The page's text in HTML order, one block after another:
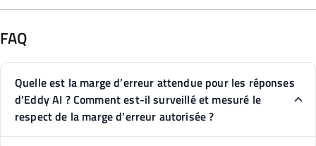
FAQ
Quelle est la marge d’erreur attendue pour les réponses
d’Eddy AI ? Comment est-il surveillé et mesuré le
respect de la marge d’erreur autorisée ?